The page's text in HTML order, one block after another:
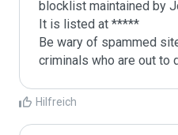
blocklist maintained by
It is listed at *****
Be wary of spammed
criminals who are out to
Hilfreich